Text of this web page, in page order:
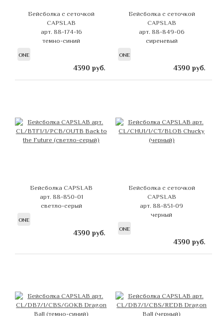
Бейсболка с сеточкой
CAPSLAB
арт. 88-174-16
темно-синий
ONE
4390 руб.
Бейсболка с сеточкой
CAPSLAB
арт. 88-849-06
сиреневый
ONE
4390 руб.
Бейсболка CAPSLAB
арт. 88-850-01
светло-серый
ONE
4390 руб.
Бейсболка с сеточкой
CAPSLAB
арт. 88-851-09
черный
ONE
4390 руб.